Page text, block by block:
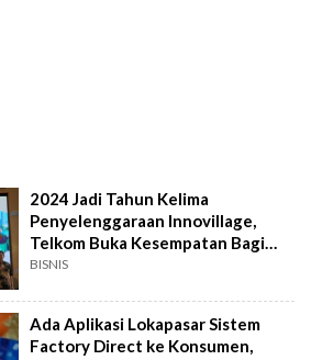
2024 Jadi Tahun Kelima
Penyelenggaraan Innovillage,
Telkom Buka Kesempatan Bagi
Para Mahasiswa Berjiwa Sosial
BISNIS
Ada Aplikasi Lokapasar Sistem
Factory Direct ke Konsumen,